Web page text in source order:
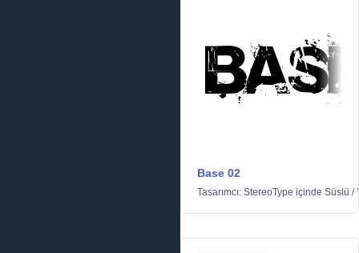
Base 02
Tasarımcı: StereoType içinde Süslü /